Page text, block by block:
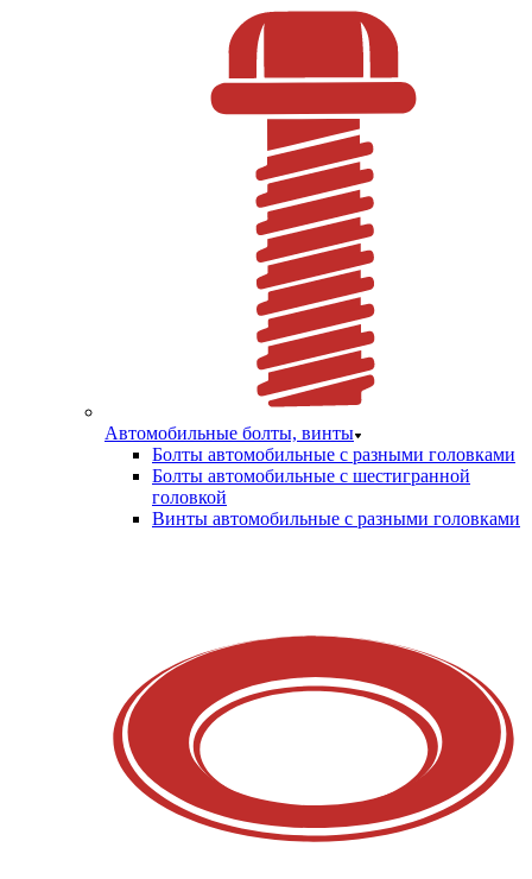
Автомобильные болты, винты
Болты автомобильные с разными головками
Болты автомобильные с шестигранной
головкой
Винты автомобильные с разными головками